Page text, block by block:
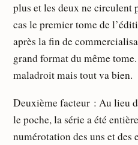
plus et les deux ne circulent
cas le premier tome de
après la fin de
grand format du même
maladroit mais tout va bien.
Deuxième facteur : Au lieu
le poche, la série a été
numérotation des uns et des